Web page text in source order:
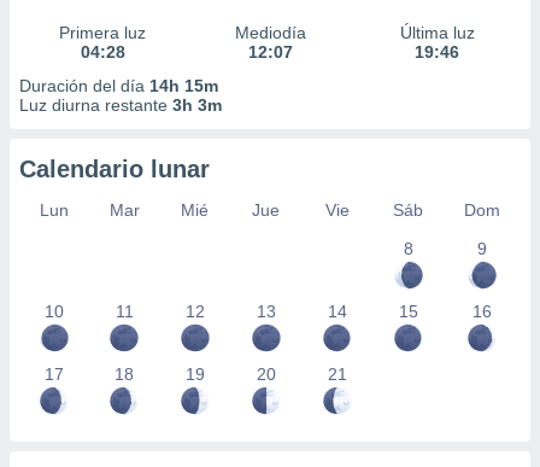
Primera luz
04:28
Mediodía
12:07
Última luz
19:46
Duración del día 14h 15m
Luz diurna restante 3h 3m
Calendario lunar
Lun Mar Mié Jue Vie Sáb
Dom
8
9
10 11 12 13 14 15 16
17 18 19 20 21